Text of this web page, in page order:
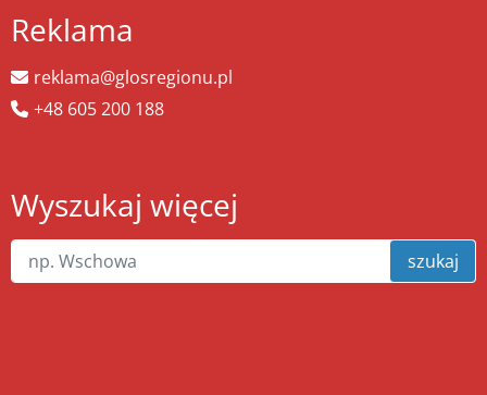
Reklama
reklama@glosregionu.pl
+48 605 200 188
Wyszukaj więcej
szukaj